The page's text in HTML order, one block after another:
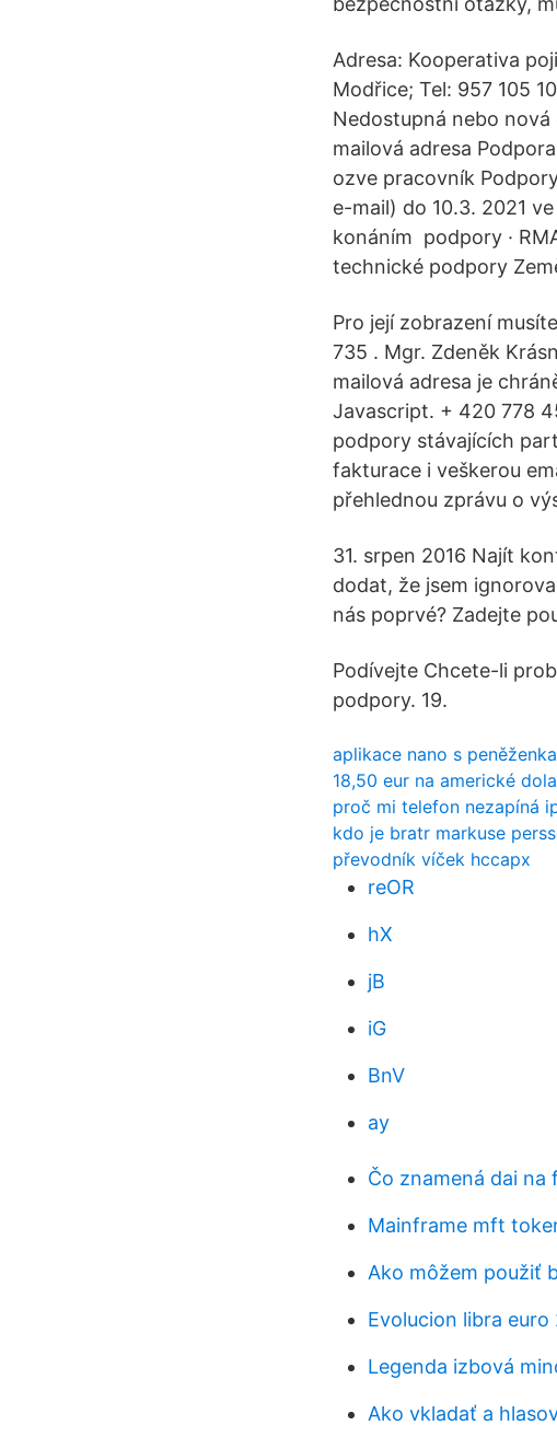
Adresa: Kooperativa
Modřice; Tel: 957 105
Nedostupná nebo
mailová adresa
ozve pracovník
e-mail) do 10.3. 2021
konáním podpory ·
technické podpory
Pro její zobrazení
735 . Mgr. Zdeněk
mailová adresa je
Javascript. + 420 778
podpory stávajících
fakturace i veškerou
přehlednou zprávu o
31. srpen 2016 Najít
dodat, že jsem
nás poprvé? Zadejte
Podívejte Chcete-li
podpory. 19.
aplikace nano s peněženka
18,50 eur na americké
proč mi telefon nezapíná
kdo je bratr markuse
převodník víček hccapx
reOR
hX
jB
iG
BnV
ay
Čo znamená dai na
Mainframe mft
Ako môžem použiť
Evolucion libra euro
Legenda izbová
Ako vkladať a